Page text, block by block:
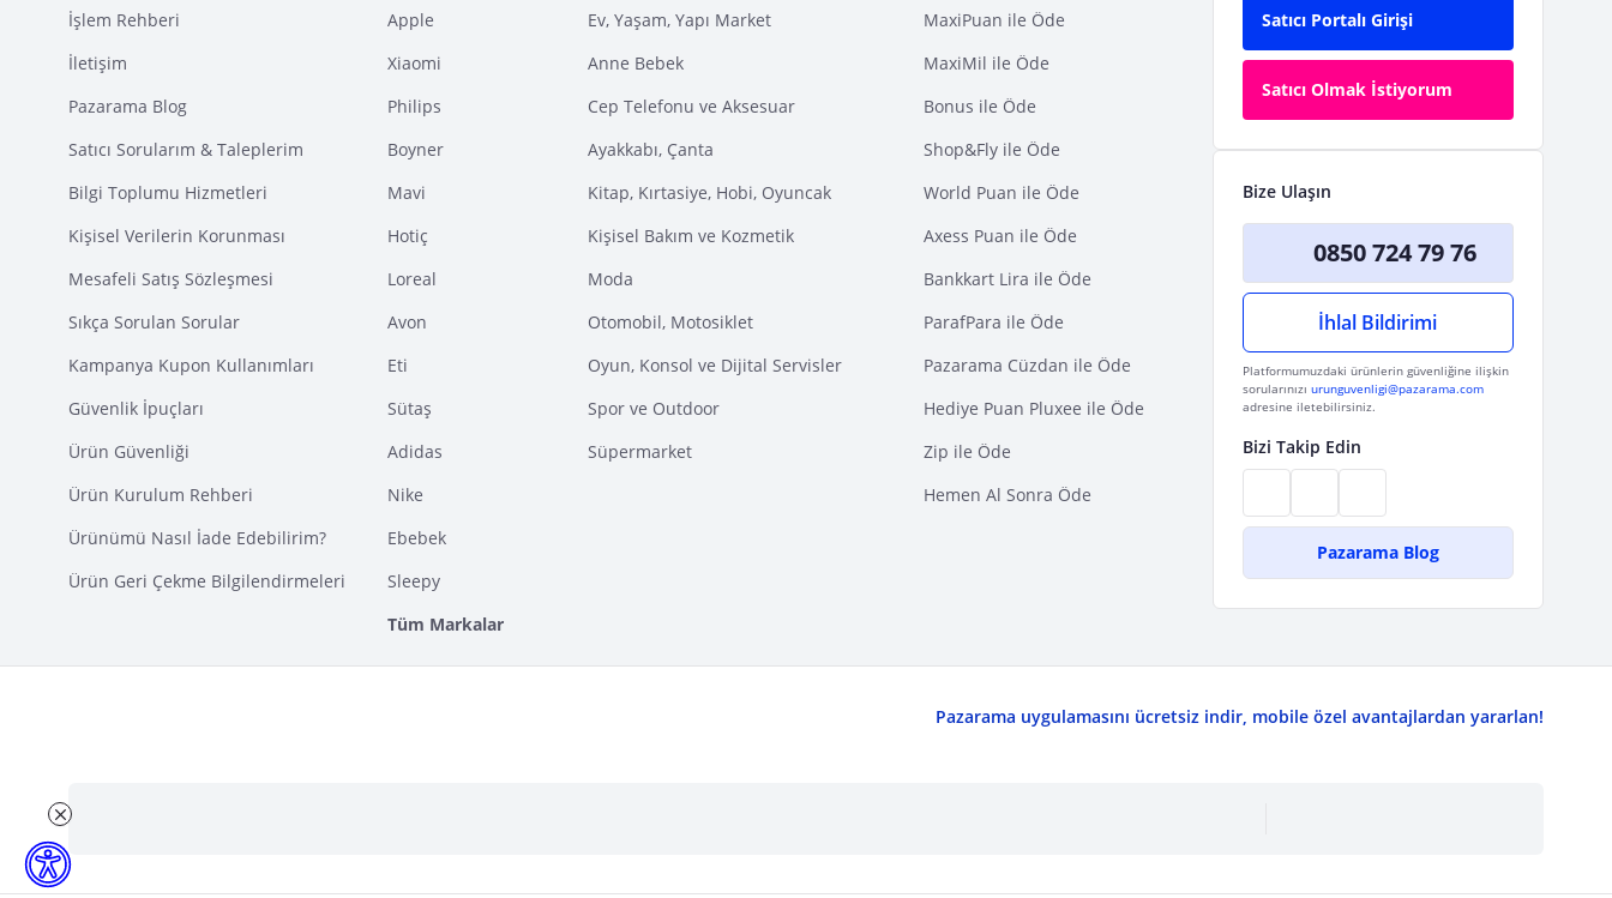
İşlem Rehberi
İletişim
Pazarama Blog
Satıcı Sorularım & Taleplerim
Bilgi Toplumu Hizmetleri
Kişisel Verilerin Korunması
Mesafeli Satış Sözleşmesi
Sıkça Sorulan Sorular
Kampanya Kupon Kullanımları
Güvenlik İpuçları
Ürün Güvenliği
Ürün Kurulum Rehberi
Ürünümü Nasıl İade Edebilirim?
Ürün Geri Çekme Bilgilendirmeleri
Apple
Xiaomi
Philips
Boyner
Mavi
Hotiç
Loreal
Avon
Eti
Sütaş
Adidas
Nike
Ebebek
Sleepy
Tüm Markalar
Ev, Yaşam, Yapı Market
Anne Bebek
Cep Telefonu ve Aksesuar
Ayakkabı, Çanta
Kitap, Kırtasiye, Hobi, Oyuncak
Kişisel Bakım ve Kozmetik
Moda
Otomobil, Motosiklet
Oyun, Konsol ve Dijital Servisler
Spor ve Outdoor
Süpermarket
MaxiPuan ile Öde
MaxiMil ile Öde
Bonus ile Öde
Shop&Fly ile Öde
World Puan ile Öde
Axess Puan ile Öde
Bankkart Lira ile Öde
ParafPara ile Öde
Pazarama Cüzdan ile Öde
Hediye Puan Pluxee ile Öde
Zip ile Öde
Hemen Al Sonra Öde
Satıcı Portalı Girişi
Satıcı Olmak İstiyorum
Bize Ulaşın
0850 724 79 76
İhlal Bildirimi
Platformumuzdaki ürünlerin güvenliğine ilişkin
sorularınızı urunguvenligi@pazarama.com
adresine iletebilirsiniz.
Bizi Takip Edin
Pazarama Blog
Pazarama uygulamasını ücretsiz indir, mobile özel avantajlardan yararlan!